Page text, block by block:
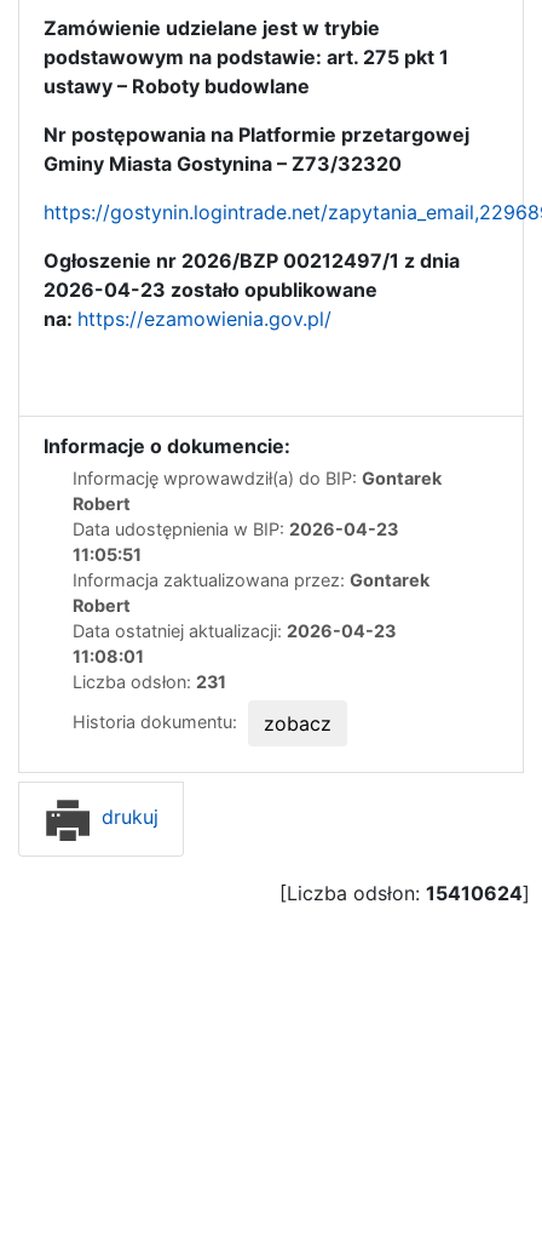
Zamówienie udzielane jest w trybie
podstawowym na podstawie: art. 275 pkt 1
ustawy – Roboty budowlane
Nr postępowania na Platformie przetargowej
Gminy Miasta Gostynina – Z73/32320
https://gostynin.logintrade.net/
Ogłoszenie nr 2026/BZP 00212497/1 z dnia
2026-04-23 zostało opublikowane
na: https://ezamowienia.gov.pl/
Informacje o dokumencie:
Informację wprowawdził(a) do BIP: Gontarek
Robert
Data udostępnienia w BIP: 2026-04-23
11:05:51
Informacja zaktualizowana przez: Gontarek
Robert
Data ostatniej aktualizacji: 2026-04-23
11:08:01
Liczba odsłon: 231
Historia dokumentu:
zobacz
drukuj
[Liczba odsłon: 15410624]